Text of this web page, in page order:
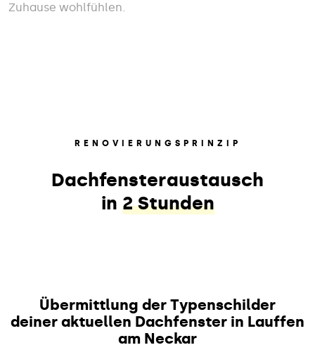
Zuhause wohlfühlen.
RENOVIERUNGSPRINZIP
Dachfensteraustausch
in 2 Stunden
Übermittlung der Typenschilder
deiner aktuellen Dachfenster in Lauffen
am Neckar